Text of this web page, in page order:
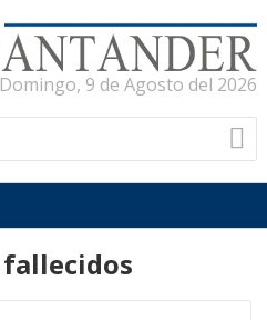
Domingo, 9 de Agosto del 2026